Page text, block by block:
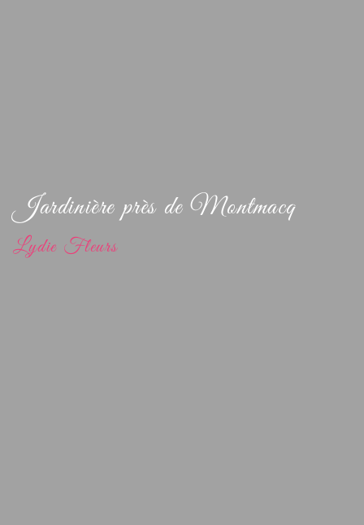
Jardinière près de Montmacq
Lydie Fleurs